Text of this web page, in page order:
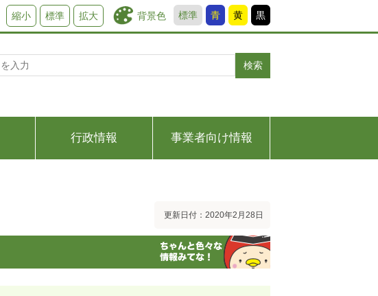
背景色 標準 青 黄 黒
縮小 標準 拡大
検索
行政情報 事業者向け情報
更新日付：2020年2月28日